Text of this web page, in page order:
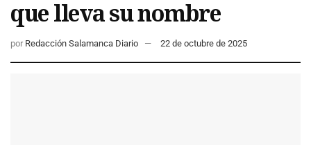
que lleva su nombre
por Redacción Salamanca Diario 22 de octubre de 2025